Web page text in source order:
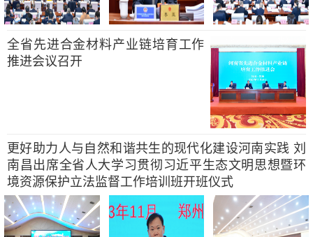
全省先进合金材料产业链培育工作
推进会议召开
更好助力人与自然和谐共生的现代化建设河南实践 刘
南昌出席全省人大学习贯彻习近平生态文明思想暨环
境资源保护立法监督工作培训班开班仪式